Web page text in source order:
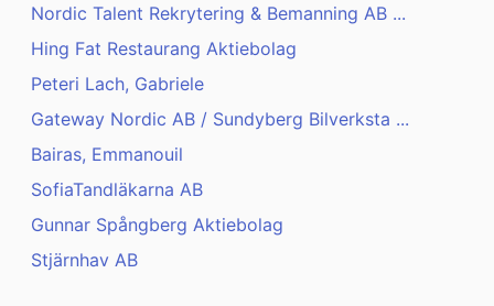
Nordic Talent Rekrytering & Bemanning AB ...
Hing Fat Restaurang Aktiebolag
Peteri Lach, Gabriele
Gateway Nordic AB / Sundyberg Bilverksta ...
Bairas, Emmanouil
SofiaTandläkarna AB
Gunnar Spångberg Aktiebolag
Stjärnhav AB